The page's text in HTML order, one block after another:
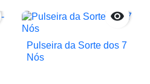

Pulseira da Sorte dos 7
Nós